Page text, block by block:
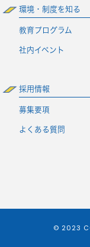
環境・制度を知る
教育プログラム
社内イベント
採用情報
募集要項
よくある質問
© 2023